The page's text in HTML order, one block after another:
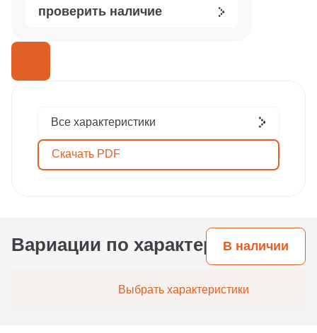
проверить наличие
Все характеристики
Скачать PDF
Вариации по характеристикам
В наличии
Выбрать характеристики